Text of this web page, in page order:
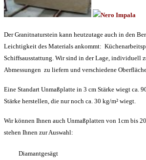
Der Granitnaturstein kann heutzutage auch in den
Leichtigkeit des Materials ankommt:
Schiffsausstattung. Wir sind in der Lage, individuell
Abmessungen zu liefern und verschiedene
Eine Standart Unmaßplatte in 3 cm Stärke wiegt ca.
Stärke herstellen, die nur noch ca. 30 kg/m² wiegt.
Wir können Ihnen auch Unmaßplatten von 1cm bis
stehen Ihnen zur Auswahl:
Diamantgesägt